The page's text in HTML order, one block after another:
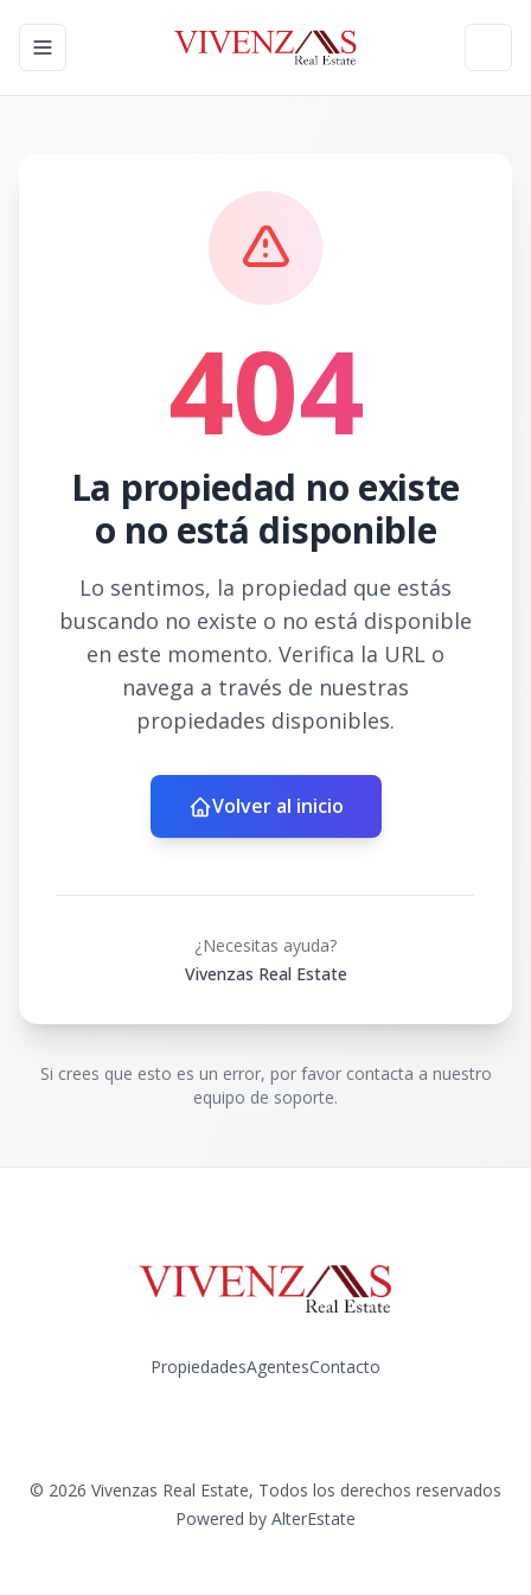
Toggle navigation menu
404
La propiedad no existe
o no está disponible
Lo sentimos, la propiedad que estás
buscando no existe o no está disponible
en este momento. Verifica la URL o
navega a través de nuestras
propiedades disponibles.
Volver al inicio
¿Necesitas ayuda?
Vivenzas Real Estate
Si crees que esto es un error, por favor contacta a nuestro
equipo de soporte.
PropiedadesAgentesContacto
© 2026 Vivenzas Real Estate, Todos los derechos reservados
Powered by AlterEstate